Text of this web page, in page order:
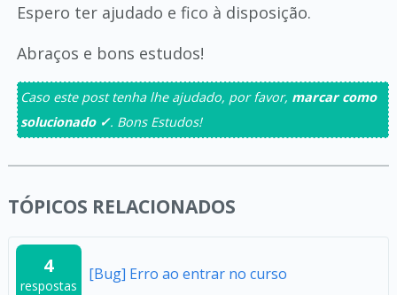
Espero ter ajudado e fico à disposição.
Abraços e bons estudos!
Caso este post tenha lhe ajudado, por favor, marcar como
solucionado ✓. Bons Estudos!
TÓPICOS RELACIONADOS
4
respostas
[Bug] Erro ao entrar no curso